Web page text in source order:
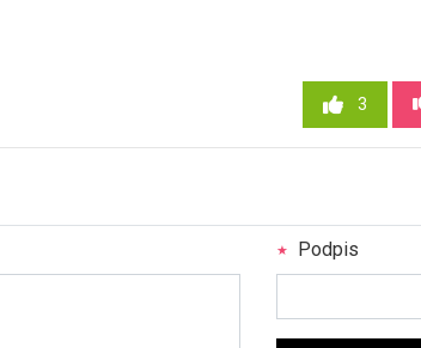
3
Podpis